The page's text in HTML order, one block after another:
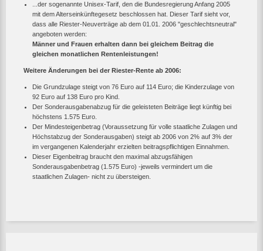
...der sogenannte Unisex-Tarif, den die Bundesregierung Anfang 2005
mit dem Alterseinkünftegesetz beschlossen hat. Dieser Tarif sieht vor,
dass alle Riester-Neuverträge ab dem 01.01. 2006 "geschlechtsneutral"
angeboten werden:
Männer und Frauen erhalten dann bei gleichem Beitrag die
gleichen monatlichen Rentenleistungen!
Weitere Änderungen bei der Riester-Rente ab 2006:
Die Grundzulage steigt von 76 Euro auf 114 Euro; die Kinderzulage von
92 Euro auf 138 Euro pro Kind.
Der Sonderausgabenabzug für die geleisteten Beiträge liegt künftig bei
höchstens 1.575 Euro.
Der Mindesteigenbetrag (Voraussetzung für volle staatliche Zulagen und
Höchstabzug der Sonderausgaben) steigt ab 2006 von 2% auf 3% der
im vergangenen Kalenderjahr erzielten beitragspflichtigen Einnahmen.
Dieser Eigenbeitrag braucht den maximal abzugsfähigen
Sonderausgabenbetrag (1.575 Euro) -jeweils vermindert um die
staatlichen Zulagen- nicht zu übersteigen.